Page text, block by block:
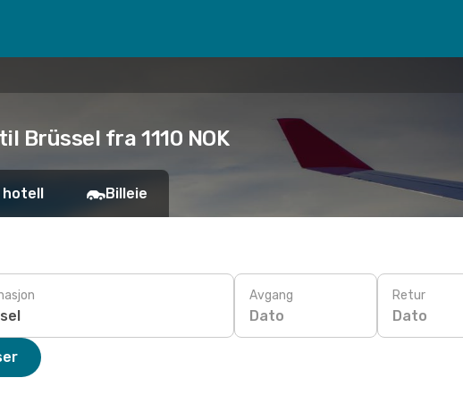
Brüssel fra 1110 NOK
hotell Billeie
Avgang
Dato
Retur
Dato